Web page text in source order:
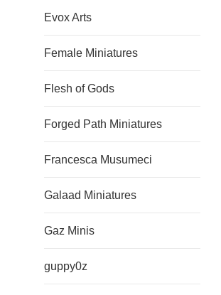
Evox Arts
Female Miniatures
Flesh of Gods
Forged Path Miniatures
Francesca Musumeci
Galaad Miniatures
Gaz Minis
guppy0z